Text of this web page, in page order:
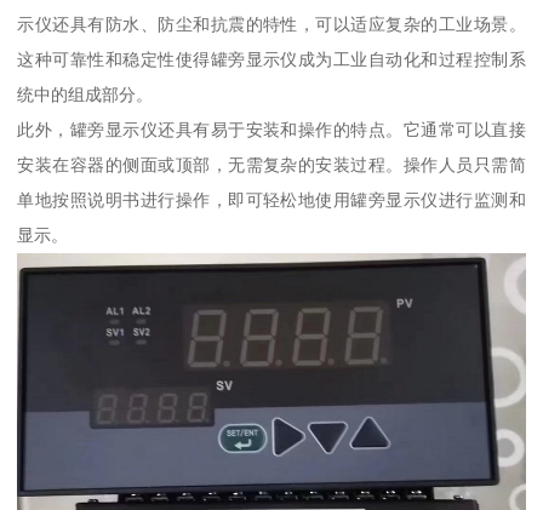
示仪还具有防水、防尘和抗震的特性，可以适应复杂的工业场景。
这种可靠性和稳定性使得罐旁显示仪成为工业自动化和过程控制系
统中的组成部分。
此外，罐旁显示仪还具有易于安装和操作的特点。它通常可以直接
安装在容器的侧面或顶部，无需复杂的安装过程。操作人员只需简
单地按照说明书进行操作，即可轻松地使用罐旁显示仪进行监测和
显示。